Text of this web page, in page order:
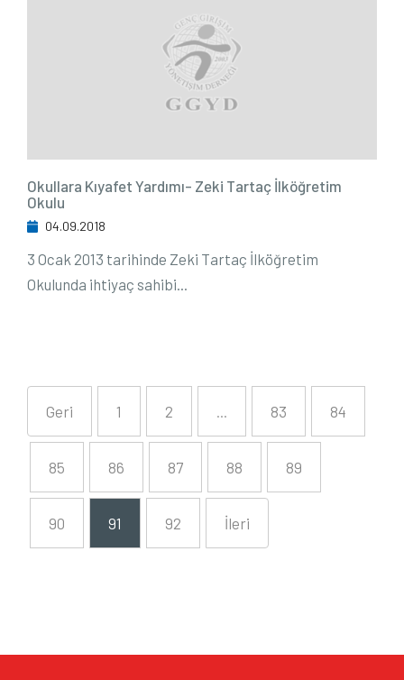
Okullara Kıyafet Yardımı- Zeki Tartaç İlköğretim
Okulu
04.09.2018
3 Ocak 2013 tarihinde Zeki Tartaç İlköğretim
Okulunda ihtiyaç sahibi...
Geri 1 2 ... 83 84
85 86 87 88 89
90 91 92 İleri